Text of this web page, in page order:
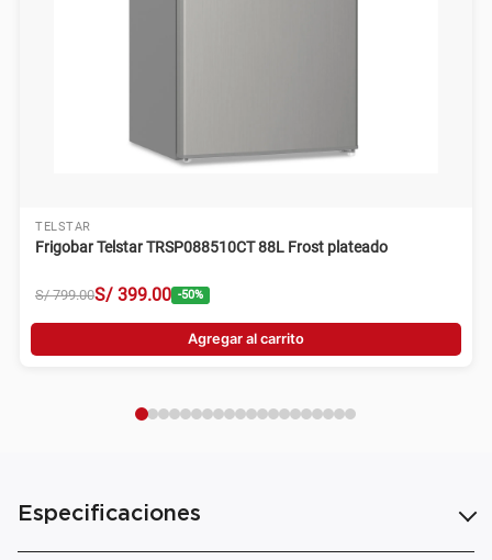
TELSTAR
Frigobar Telstar TRSP088510CT 88L Frost plateado
S/ 799.00S/ 399.00 -50%
Agregar al carrito
Especificaciones